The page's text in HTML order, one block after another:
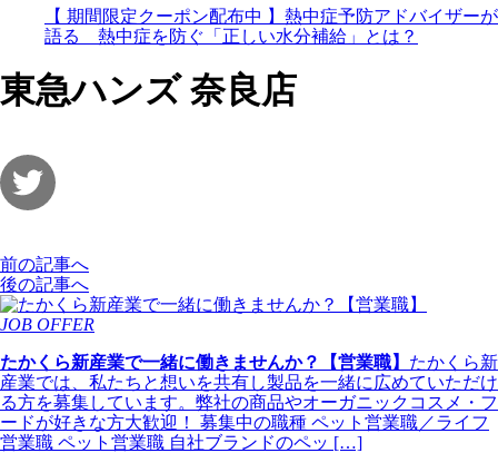
【 期間限定クーポン配布中 】熱中症予防アドバイザーが
語る 熱中症を防ぐ「正しい水分補給」とは？
東急ハンズ 奈良店
前の記事へ
後の記事へ
JOB OFFER
たかくら新産業で一緒に働きませんか？【営業職】 たかくら新
産業では、私たちと想いを共有し製品を一緒に広めていただけ
る方を募集しています。弊社の商品やオーガニックコスメ・フ
ードが好きな方大歓迎！ 募集中の職種 ペット営業職／ライフ
営業職 ペット営業職 自社ブランドのペッ […]